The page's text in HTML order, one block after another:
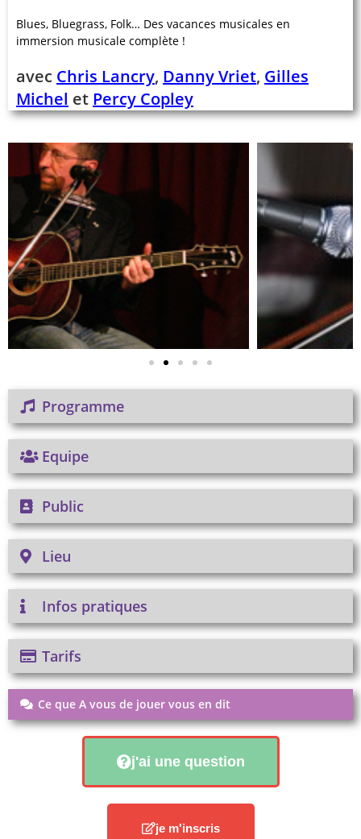
Blues, Bluegrass, Folk… Des vacances musicales en
immersion musicale complète !
avec Chris Lancry, Danny Vriet, Gilles
Michel et Percy Copley
Programme
Equipe
Public
Lieu
Infos pratiques
Tarifs
Ce que A vous de jouer vous en dit
j'ai une question
je m'inscris